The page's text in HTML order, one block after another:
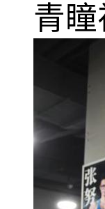
青瞳